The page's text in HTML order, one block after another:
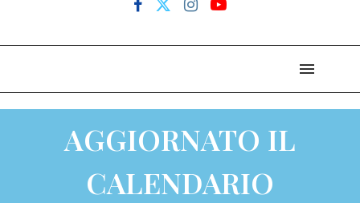
AGGIORNATO IL
CALENDARIO